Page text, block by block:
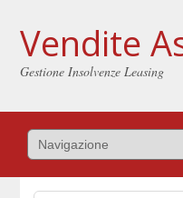
Vendite
Gestione Insolvenze Leasing